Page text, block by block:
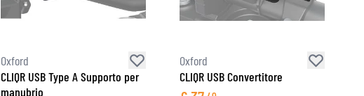
Oxford
CLIQR USB Type A Supporto per
manubrio
Oxford
CLIQR USB Convertitore